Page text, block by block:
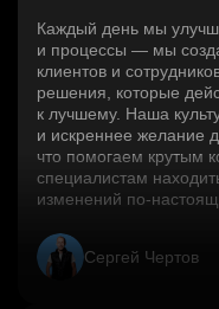
Каждый день мы
и процессы — мы
клиентов и
решения, которые
к лучшему. Наша
и искреннее желание
что помогаем крутым
специалистам
изменений
Сергей Чертов